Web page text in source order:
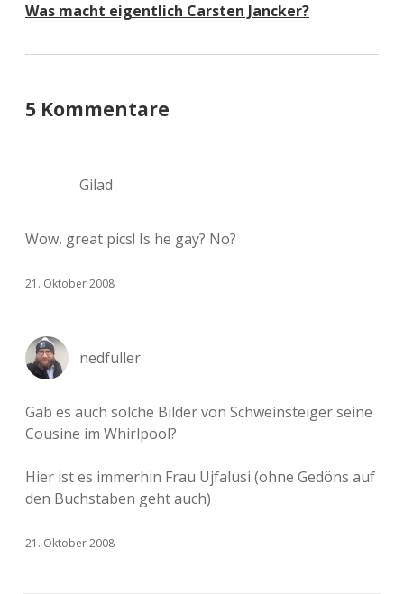
Was macht eigentlich Carsten Jancker?
5 Kommentare
Gilad
Wow, great pics! Is he gay? No?
21. Oktober 2008
nedfuller
Gab es auch solche Bilder von Schweinsteiger seine
Cousine im Whirlpool?
Hier ist es immerhin Frau Ujfalusi (ohne Gedöns auf
den Buchstaben geht auch)
21. Oktober 2008